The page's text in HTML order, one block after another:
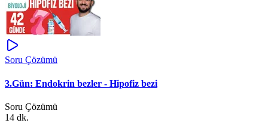
Soru Çözümü
3.Gün: Endokrin bezler - Hipofiz bezi
Soru Çözümü
14 dk.